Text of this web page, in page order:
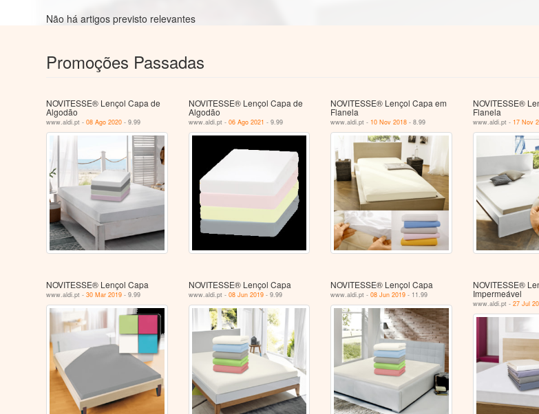
Não há artigos previsto relevantes
Promoções Passadas
NOVITESSE® Lençol Capa de
Algodão
www.aldi.pt -08 Ago 2020 - 9.99
NOVITESSE® Lençol Capa de
Algodão
www.aldi.pt - 06 Ago 2021 - 9.99
NOVITESSE® Lençol Capa em
Flanela
www.aldi.pt - 10 Nov 2018 - 8.99
NOVITESSE®
Flanela
www.aldi.pt - 17 Nov
NOVITESSE® Lençol Capa
www.aldi.pt -30 Mar 2019 - 9.99
NOVITESSE® Lençol Capa
www.aldi.pt - 08 Jun 2019- 9.99
NOVITESSE® Lençol Capa
www.aldi.pt -08 Jun 2019 - 11.99
NOVITESSE®
Impermeável
www.aldi.pt - 27 Jul